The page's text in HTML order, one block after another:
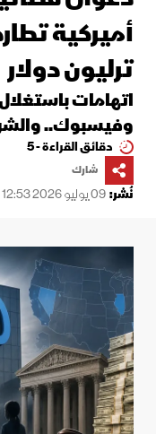
ترليون دولار
اتهامات
وفيسبوك..
دقائق القراءة - 5
شارك
نُشر:09 يوليو 2026 12:53